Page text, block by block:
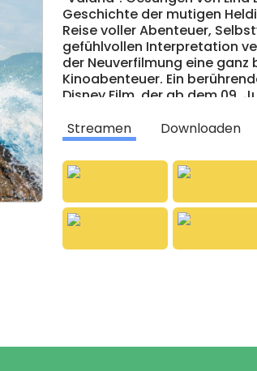
Geschichte der mutigen
Reise voller Abenteuer,
gefühlvollen Interpretation
der Neuverfilmung eine
Kinoabenteuer. Ein
Disney Film, der ab dem 09.
Streamen
Downloaden